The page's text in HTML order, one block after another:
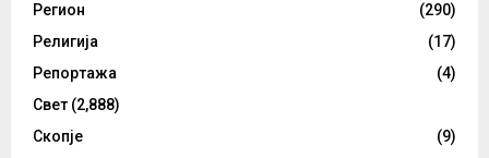
Регион
(290)
Религија
(17)
Репортажа
(4)
Свет (2,888)
Скопје
(9)